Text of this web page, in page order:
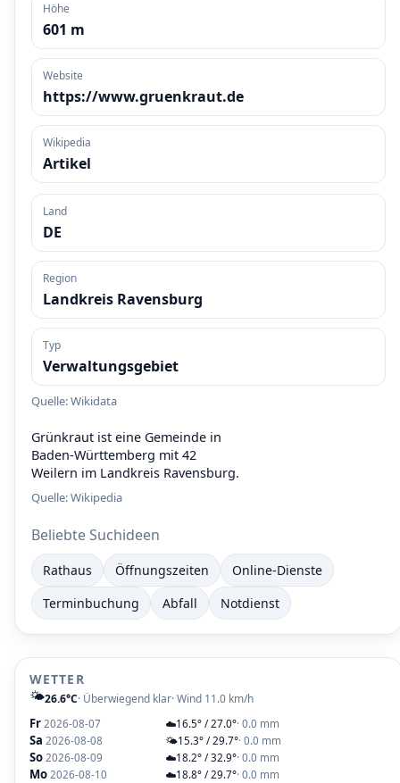
Höhe
601 m
Website
https://www.gruenkraut.de
Wikipedia
Artikel
Land
DE
Region
Landkreis Ravensburg
Typ
Verwaltungsgebiet
Quelle: Wikidata
Grünkraut ist eine Gemeinde in
Baden-Württemberg mit 42
Weilern im Landkreis Ravensburg.
Quelle:Wikipedia
Beliebte Suchideen
Rathaus Öffnungszeiten
Online-Dienste
Terminbuchung
Abfall Notdienst
WETTER
🌤️26.6°C· Überwiegend klar· Wind 11.0 km/h
Fr 2026-08-07 ☁️16.5° / 27.0°· 0.0 mm
Sa 2026-08-08 🌤️15.3° / 29.7°· 0.0 mm
So 2026-08-09 ☁️18.2° / 32.9°· 0.0 mm
Mo 2026-08-10 ☁️18.8° / 29.7°· 0.0 mm